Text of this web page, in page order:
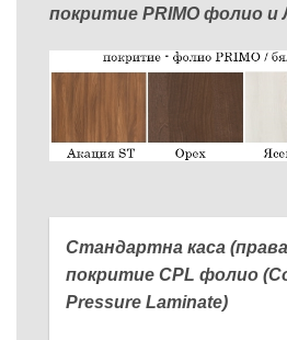
покритие PRIMO фолио
Стандартна каса
покритие CPL фолио
Pressurе Laminate)